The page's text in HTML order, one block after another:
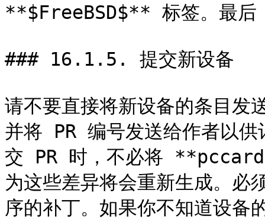
**$FreeBSD$** 标签。最后
### 16.1.5. 提交新设备
请不要直接将新设备的条目发
并将 PR 编号发送给作者以供
交 PR 时，不必将
为这些差异将会重新生成。必
序的补丁。如果你不知道设备